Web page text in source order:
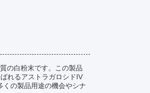
の白粉末です。この製品
れるアストラガロシドIV
くの製品用途の機会やシナ